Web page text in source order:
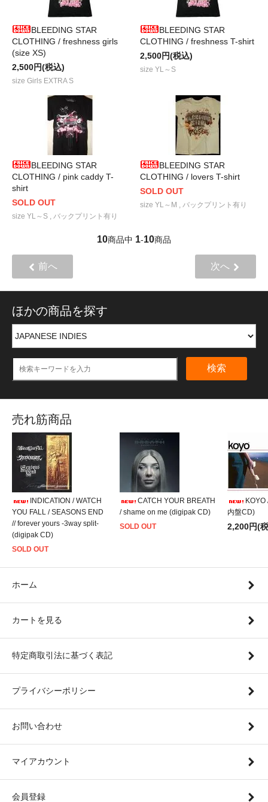
BLEEDING STAR
CLOTHING / freshness girls
(size XS)
2,500円(税込)
size Girls EXTRA S
BLEEDING STAR
CLOTHING / freshness T-shirt
2,500円(税込)
size YL～S
BLEEDING STAR
CLOTHING / pink caddy T-
shirt
SOLD OUT
size YL～S , バックプリント有り
BLEEDING STAR
CLOTHING / lovers T-shirt
SOLD OUT
size YL～M , バックプリント有り
10商品中 1-10商品
前へ 次へ
ほかの商品を探す
検索
売れ筋商品
INDICATION / WATCH
YOU FALL / SEASONS END
// forever yours -3way split-
(digipak CD)
SOLD OUT
CATCH YOUR BREATH
/ shame on me (digipak CD)
SOLD OUT
内盤CD)
2,200円(
ホーム
カートを見る
特定商取引法に基づく表記
プライバシーポリシー
お問い合わせ
マイアカウント
会員登録